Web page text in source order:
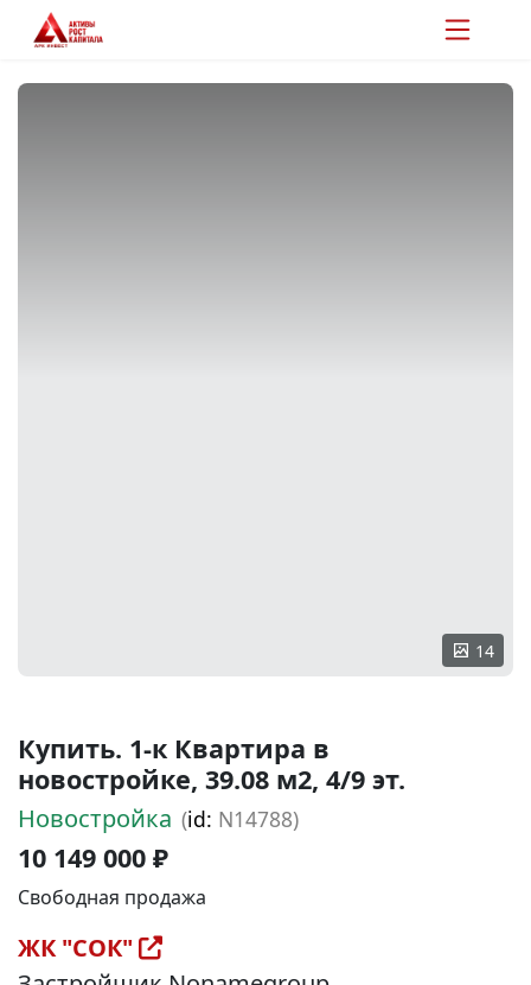
14
Купить. 1-к Квартира в
новостройке, 39.08 м2, 4/9 эт.
Новостройка (id: N14788)
10 149 000 ₽
Свободная продажа
ЖК "СОК"